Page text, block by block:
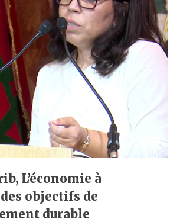
L’économie à
des objectifs de
durable